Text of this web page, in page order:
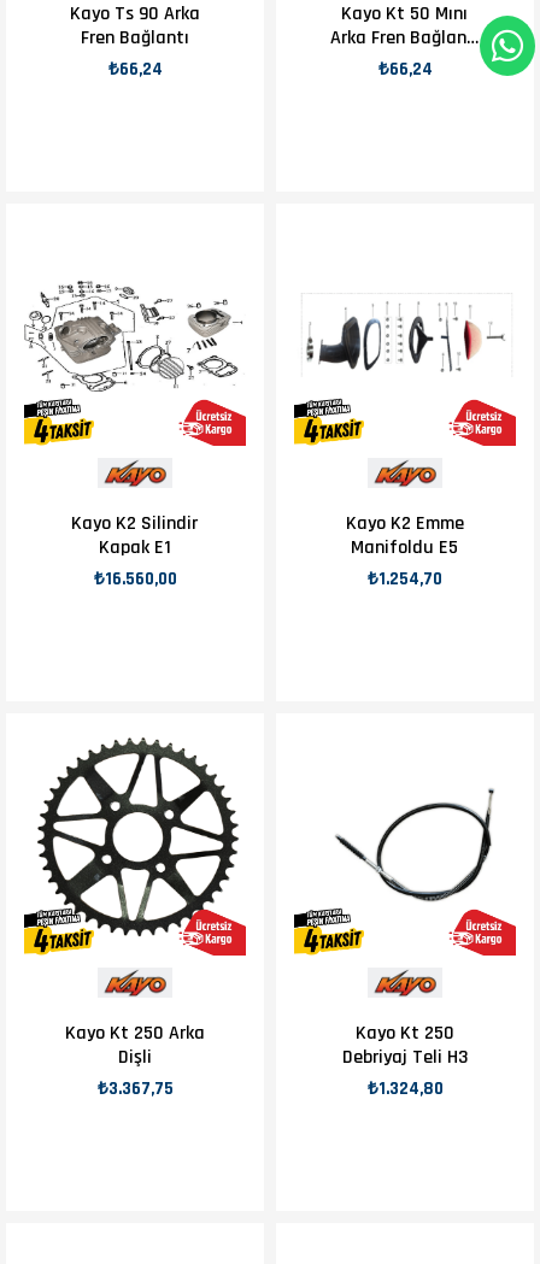
Kayo Ts 90 Arka
Fren Bağlantı
₺66,24
Kayo Kt 50 Mını
Arka Fren Bağlantı
D4
₺66,24
Kayo K2 Silindir
Kapak E1
₺16.560,00
Kayo K2 Emme
Manifoldu E5
₺1.254,70
Kayo Kt 250 Arka
Dişli
₺3.367,75
Kayo Kt 250
Debriyaj Teli H3
₺1.324,80